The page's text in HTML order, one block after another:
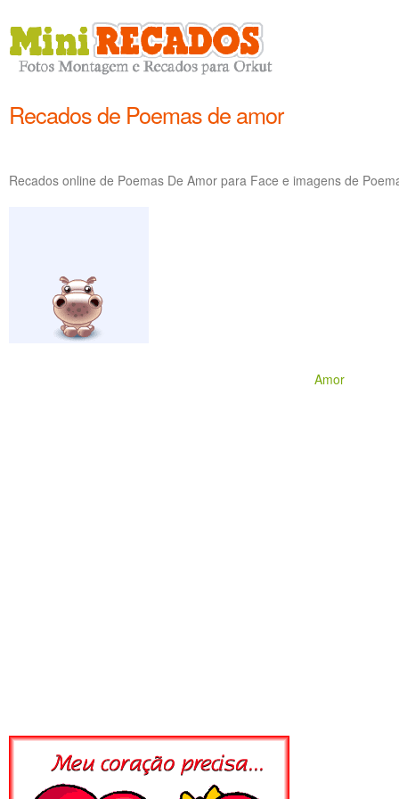
Recados de Poemas de amor
Recados online de Poemas De Amor para Face e imagens de
Amor